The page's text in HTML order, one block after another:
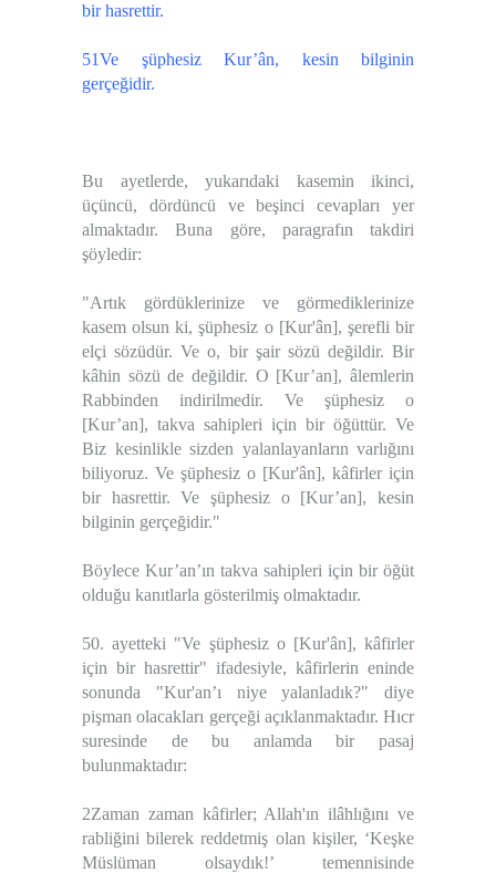
bir hasrettir.
51Ve şüphesiz Kur’ân, kesin bilginin
gerçeğidir.
Bu ayetlerde, yukarıdaki kasemin ikinci,
üçüncü, dördüncü ve beşinci cevapları yer
almaktadır. Buna göre, paragrafın takdiri
şöyledir:
"Artık gördüklerinize ve görmediklerinize
kasem olsun ki, şüphesiz o [Kur'ân], şerefli bir
elçi sözüdür. Ve o, bir şair sözü değildir. Bir
kâhin sözü de değildir. O [Kur’an], âlemlerin
Rabbinden indirilmedir. Ve şüphesiz o
[Kur’an], takva sahipleri için bir öğüttür. Ve
Biz kesinlikle sizden yalanlayanların varlığını
biliyoruz. Ve şüphesiz o [Kur'ân], kâfirler için
bir hasrettir. Ve şüphesiz o [Kur’an], kesin
bilginin gerçeğidir."
Böylece Kur’an’ın takva sahipleri için bir öğüt
olduğu kanıtlarla gösterilmiş olmaktadır.
50. ayetteki "Ve şüphesiz o [Kur'ân], kâfirler
için bir hasrettir" ifadesiyle, kâfirlerin eninde
sonunda "Kur'an’ı niye yalanladık?" diye
pişman olacakları gerçeği açıklanmaktadır. Hıcr
suresinde de bu anlamda bir pasaj
bulunmaktadır:
2Zaman zaman kâfirler; Allah'ın ilâhlığını ve
rabliğini bilerek reddetmiş olan kişiler, ‘Keşke
Müslüman olsaydık!’ temennisinde